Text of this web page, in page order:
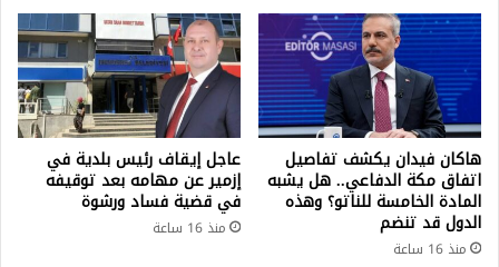
هاكان فيدان يكشف تفاصيل
اتفاق مكة الدفاعي.. هل يشبه
المادة الخامسة للناتو؟ وهذه
الدول قد تنضم
منذ 16 ساعة
عاجل إيقاف رئيس بلدية في
إزمير عن مهامه بعد توقيفه
في قضية فساد ورشوة
منذ 16 ساعة